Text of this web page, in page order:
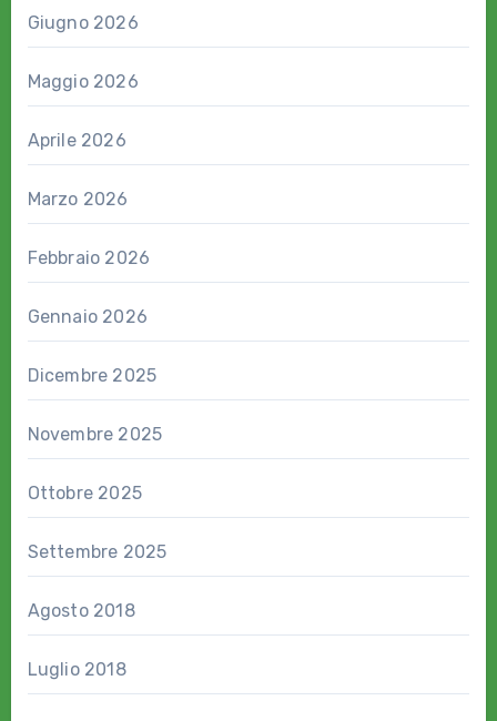
Giugno 2026
Maggio 2026
Aprile 2026
Marzo 2026
Febbraio 2026
Gennaio 2026
Dicembre 2025
Novembre 2025
Ottobre 2025
Settembre 2025
Agosto 2018
Luglio 2018